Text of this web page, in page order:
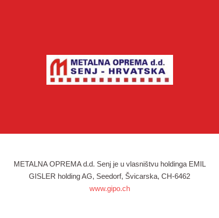
METALNA OPREMA d.d. Senj je u vlasništvu holdinga EMIL
GISLER holding AG, Seedorf, Švicarska, CH-6462
www.gipo.ch